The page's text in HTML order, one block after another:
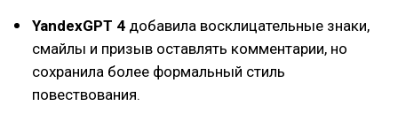
YandexGPT 4 добавила восклицательные знаки,
смайлы и призыв оставлять комментарии, но
сохранила более формальный стиль
повествования.